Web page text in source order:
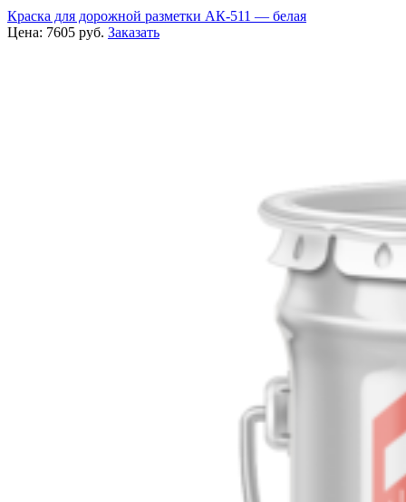
Краска для дорожной разметки АК-511 — белая
Цена: 7605 руб. Заказать